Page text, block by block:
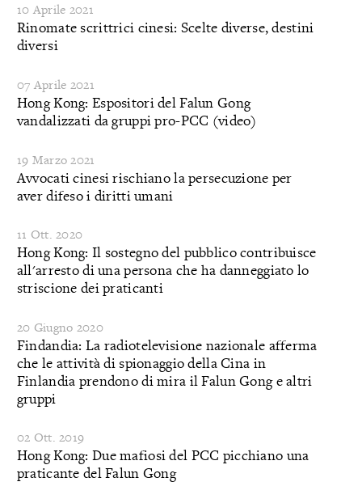
10 Aprile 2021
Rinomate scrittrici cinesi: Scelte diverse, destini
diversi
07 Aprile 2021
Hong Kong: Espositori del Falun Gong
vandalizzati da gruppi pro-PCC (video)
19 Marzo 2021
Avvocati cinesi rischiano la persecuzione per
aver difeso i diritti umani
11 Ott. 2020
Hong Kong: Il sostegno del pubblico contribuisce
all'arresto di una persona che ha danneggiato lo
striscione dei praticanti
20 Giugno 2020
Findandia: La radiotelevisione nazionale afferma
che le attività di spionaggio della Cina in
Finlandia prendono di mira il Falun Gong e altri
gruppi
02 Ott. 2019
Hong Kong: Due mafiosi del PCC picchiano una
praticante del Falun Gong